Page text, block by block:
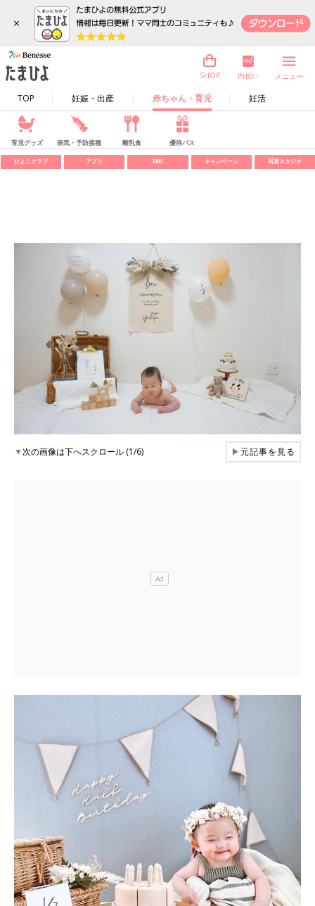
×
TOP 妊娠・出産 赤ちゃん・育児 妊活
SHOP 内祝い メニュー
育児グッズ 病気・予防接種 離乳食 優待パス
ひよこクラブ アプリ SNS キャンペーン 写真スタジオ
▼次の画像は下へスクロール (1/6) ▶元記事を見る